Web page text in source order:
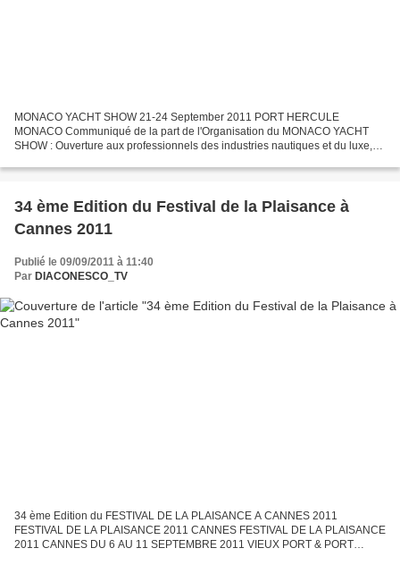
MONACO YACHT SHOW 21-24 September 2011 PORT HERCULE
MONACO Communiqué de la part de l'Organisation du MONACO YACHT
SHOW : Ouverture aux professionnels des industries nautiques et du luxe,
34 ème Edition du Festival de la Plaisance à
Cannes 2011
Publié le 09/09/2011 à 11:40
Par DIACONESCO_TV
34 ème Edition du FESTIVAL DE LA PLAISANCE A CANNES 2011
FESTIVAL DE LA PLAISANCE 2011 CANNES FESTIVAL DE LA PLAISANCE
2011 CANNES DU 6 AU 11 SEPTEMBRE 2011 VIEUX PORT & PORT